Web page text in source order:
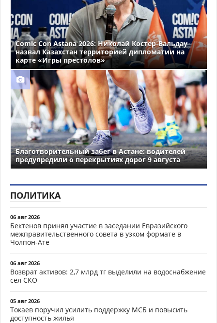
Comic Con Astana 2026: Николай Костер-Вальдау
назвал Казахстан территорией дипломатии на
карте «Игры престолов»
Благотворительный забег в Астане: водителей
предупредили о перекрытиях дорог 9 августа
ПОЛИТИКА
06 авг 2026
Бектенов принял участие в заседании Евразийского
межправительственного совета в узком формате в
Чолпон-Ате
06 авг 2026
Возврат активов: 2,7 млрд тг выделили на водоснабжение
сёл СКО
05 авг 2026
Токаев поручил усилить поддержку МСБ и повысить
доступность жилья